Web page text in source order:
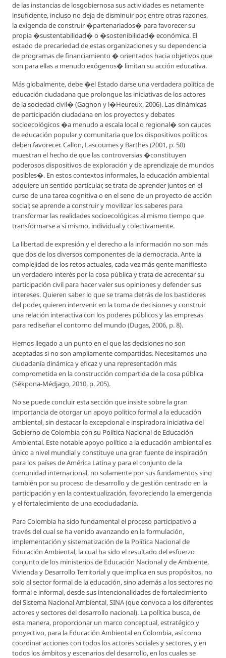
de las instancias de losgobiernosa sus actividades es netamente
insuficiente, incluso no deja de disminuir por, entre otras razones,
la exigencia de construir �partenariados� para favorecer su
propia �sustentabilidad� o �sostenibilidad� económica. El
estado de precariedad de estas organizaciones y su dependencia
de programas de financiamiento � orientados hacia objetivos que
son para ellas a menudo exógenos� limitan su acción educativa.
Más globalmente, debe �el Estado darse una verdadera política de
educación ciudadana que prolongue las iniciativas de los actores
de la sociedad civil� (Gagnon y l�Heureux, 2006). Las dinámicas
de participación ciudadana en los proyectos y debates
socioecológicos �a menudo a escala local o regional� son cauces
de educación popular y comunitaria que los dispositivos políticos
deben favorecer. Callon, Lascoumes y Barthes (2001, p. 50)
muestran el hecho de que las controversias �constituyen
poderosos dispositivos de exploración y de aprendizaje de mundos
posibles�. En estos contextos informales, la educación ambiental
adquiere un sentido particular, se trata de aprender juntos en el
curso de una tarea cognitiva o en el seno de un proyecto de acción
social; se aprende a construir y movilizar los saberes para
transformar las realidades socioecológicas al mismo tiempo que
transformarse a sí mismo, individual y colectivamente.
La libertad de expresión y el derecho a la información no son más
que dos de los diversos componentes de la democracia. Ante la
complejidad de los retos actuales, cada vez más gente manifiesta
un verdadero interés por la cosa pública y trata de acrecentar su
participación civil para hacer valer sus opiniones y defender sus
intereses. Quieren saber lo que se trama detrás de los bastidores
del poder, quieren intervenir en la toma de decisiones y construir
una relación interactiva con los poderes públicos y las empresas
para rediseñar el contorno del mundo (Dugas, 2006, p. 8).
Hemos llegado a un punto en el que las decisiones no son
aceptadas si no son ampliamente compartidas. Necesitamos una
ciudadanía dinámica y eficaz y una representación más
comprometida en la construcción compartida de la cosa pública
(Sékpona-Médjago, 2010, p. 205).
No se puede concluir esta sección que insiste sobre la gran
importancia de otorgar un apoyo político formal a la educación
ambiental, sin destacar la excepcional e inspiradora iniciativa del
Gobierno de Colombia con su Política Nacional de Educación
Ambiental. Este notable apoyo político a la educación ambiental es
único a nivel mundial y constituye una gran fuente de inspiración
para los países de América Latina y para el conjunto de la
comunidad internacional, no solamente por sus fundamentos sino
también por su proceso de desarrollo y de gestión centrado en la
participación y en la contextualización, favoreciendo la emergencia
y el fortalecimiento de una ecociudadanía.
Para Colombia ha sido fundamental el proceso participativo a
través del cual se ha venido avanzando en la formulación,
implementación y sistematización de la Política Nacional de
Educación Ambiental, la cual ha sido el resultado del esfuerzo
conjunto de los ministerios de Educación Nacional y de Ambiente,
Vivienda y Desarrollo Territorial y que implica en sus propósitos, no
solo al sector formal de la educación, sino además a los sectores no
formal e informal, desde sus intencionalidades de fortalecimiento
del Sistema Nacional Ambiental, SINA (que convoca a los diferentes
actores y sectores del desarrollo nacional). La política busca, de
esta manera, proporcionar un marco conceptual, estratégico y
proyectivo, para la Educación Ambiental en Colombia, así como
coordinar acciones con todos los actores sociales y sectores, y en
todos los ámbitos y escenarios del desarrollo, en los cuales se